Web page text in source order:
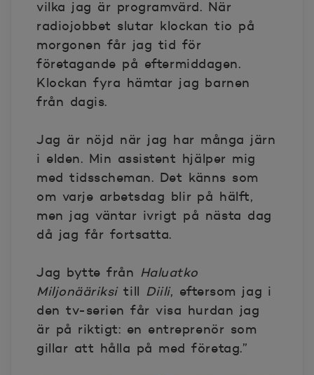
vilka jag är programvärd. När
radiojobbet slutar klockan tio på
morgonen får jag tid för
företagande på eftermiddagen.
Klockan fyra hämtar jag barnen
från dagis.
Jag är nöjd när jag har många järn
i elden. Min assistent hjälper mig
med tidsscheman. Det känns som
om varje arbetsdag blir på hälft,
men jag väntar ivrigt på nästa dag
då jag får fortsatta.
Jag bytte från Haluatko
Miljonääriksitill Diili, eftersom jag i
den tv-serien får visa hurdan jag
är på riktigt: en entreprenör som
gillar att hålla på med företag.”